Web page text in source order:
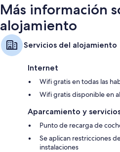
Más información
alojamiento
Servicios del alojamiento
Internet
Wifi gratis en todas las
Wifi gratis disponible en
Aparcamiento y
Punto de recarga de
Se aplican restricciones
instalaciones